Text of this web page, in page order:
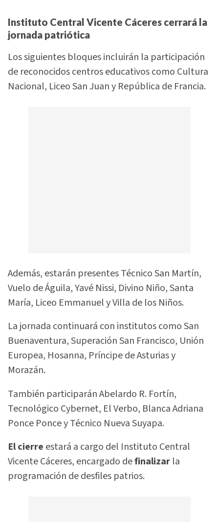
Instituto Central Vicente Cáceres cerrará la
jornada patriótica
Los siguientes bloques incluirán la participación
de reconocidos centros educativos como Cultura
Nacional, Liceo San Juan y República de Francia.
Además, estarán presentes Técnico San Martín,
Vuelo de Águila, Yavé Nissi, Divino Niño, Santa
María, Liceo Emmanuel y Villa de los Niños.
La jornada continuará con institutos como San
Buenaventura, Superación San Francisco, Unión
Europea, Hosanna, Príncipe de Asturias y
Morazán.
También participarán Abelardo R. Fortín,
Tecnológico Cybernet, El Verbo, Blanca Adriana
Ponce Ponce y Técnico Nueva Suyapa.
El cierre estará a cargo del Instituto Central
Vicente Cáceres, encargado definalizar la
programación de desfiles patrios.